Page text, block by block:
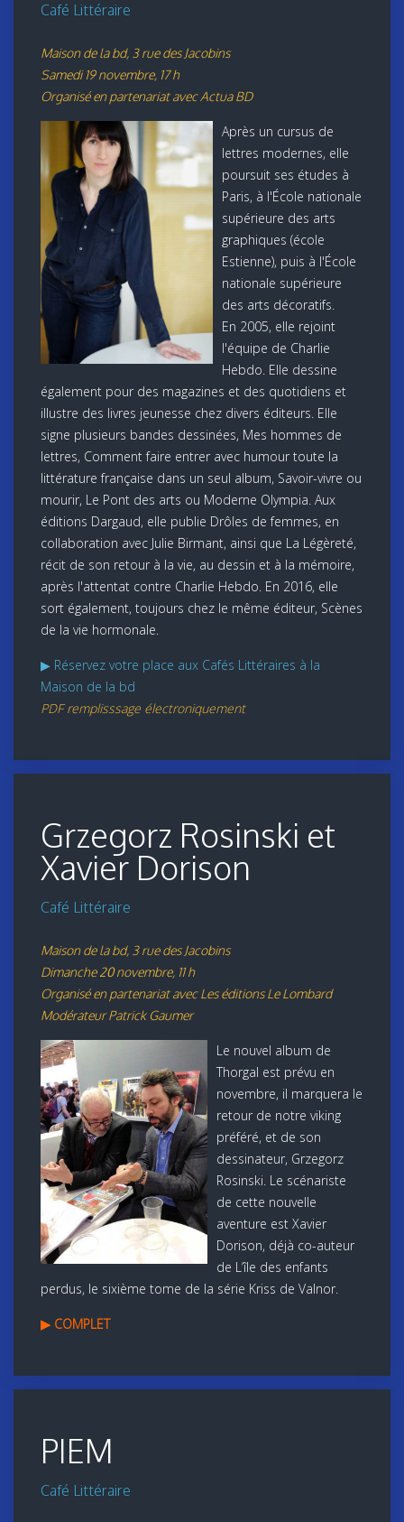
Café Littéraire
Maison de la bd, 3 rue des Jacobins
Samedi 19 novembre, 17 h
Organisé en partenariat avec Actua BD
Après un cursus de
lettres modernes, elle
poursuit ses études à
Paris, à l'École nationale
supérieure des arts
graphiques (école
Estienne), puis à l'École
nationale supérieure
des arts décoratifs.
En 2005, elle rejoint
l'équipe de Charlie
Hebdo. Elle dessine
également pour des magazines et des quotidiens et
illustre des livres jeunesse chez divers éditeurs. Elle
signe plusieurs bandes dessinées, Mes hommes de
lettres, Comment faire entrer avec humour toute la
littérature française dans un seul album, Savoir-vivre ou
mourir, Le Pont des arts ou Moderne Olympia. Aux
éditions Dargaud, elle publie Drôles de femmes, en
collaboration avec Julie Birmant, ainsi que La Légèreté,
récit de son retour à la vie, au dessin et à la mémoire,
après l'attentat contre Charlie Hebdo. En 2016, elle
sort également, toujours chez le même éditeur, Scènes
de la vie hormonale.
▶ Réservez votre place aux Cafés Littéraires à la
Maison de la bd
PDF remplisssage électroniquement
Grzegorz Rosinski et
Xavier Dorison
Café Littéraire
Maison de la bd, 3 rue des Jacobins
Dimanche 20 novembre, 11 h
Organisé en partenariat avec Les éditions Le Lombard
Modérateur Patrick Gaumer
Le nouvel album de
Thorgal est prévu en
novembre, il marquera le
retour de notre viking
préféré, et de son
dessinateur, Grzegorz
Rosinski. Le scénariste
de cette nouvelle
aventure est Xavier
Dorison, déjà co-auteur
de L’île des enfants
perdus, le sixième tome de la série Kriss de Valnor.
▶ COMPLET
PIEM
Café Littéraire